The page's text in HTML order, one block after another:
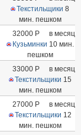
Текстильщики 8
мин. пешком
32000 Р
в месяц
Кузьминки 10 мин.
пешком
33000 Р
в месяц
Текстильщики 15
мин. пешком
27000 Р
в месяц
Текстильщики 12
мин. пешком